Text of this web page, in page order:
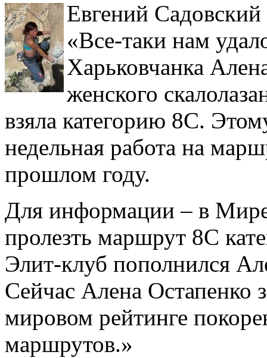
Евгений
«Все-таки нам
Харьковчанка
женского
взяла категорию 8С.
недельная работа на
прошлом году.
Для информации – в
пролезть маршрут 8С
Элит-клуб пополнился
Сейчас Алена Остапенко
мировом рейтинге
маршрутов.»